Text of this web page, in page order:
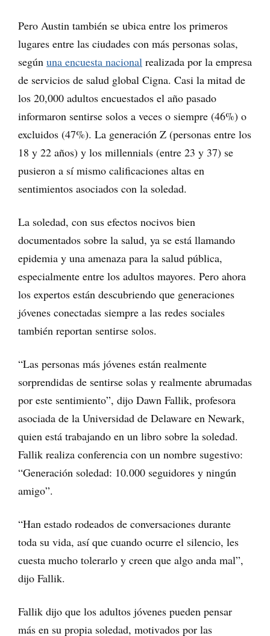
Pero Austin también se ubica entre los primeros
lugares entre las ciudades con más personas solas,
según una encuesta nacional realizada por la empresa
de servicios de salud global Cigna. Casi la mitad de
los 20,000 adultos encuestados el año pasado
informaron sentirse solos a veces o siempre (46%) o
excluidos (47%). La generación Z (personas entre los
18 y 22 años) y los millennials (entre 23 y 37) se
pusieron a sí mismo calificaciones altas en
sentimientos asociados con la soledad.
La soledad, con sus efectos nocivos bien
documentados sobre la salud, ya se está llamando
epidemia y una amenaza para la salud pública,
especialmente entre los adultos mayores. Pero ahora
los expertos están descubriendo que generaciones
jóvenes conectadas siempre a las redes sociales
también reportan sentirse solos.
“Las personas más jóvenes están realmente
sorprendidas de sentirse solas y realmente abrumadas
por este sentimiento”, dijo Dawn Fallik, profesora
asociada de la Universidad de Delaware en Newark,
quien está trabajando en un libro sobre la soledad.
Fallik realiza conferencia con un nombre sugestivo:
“Generación soledad: 10.000 seguidores y ningún
amigo”.
“Han estado rodeados de conversaciones durante
toda su vida, así que cuando ocurre el silencio, les
cuesta mucho tolerarlo y creen que algo anda mal”,
dijo Fallik.
Fallik dijo que los adultos jóvenes pueden pensar
más en su propia soledad, motivados por las